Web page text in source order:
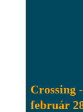
Crossing
február